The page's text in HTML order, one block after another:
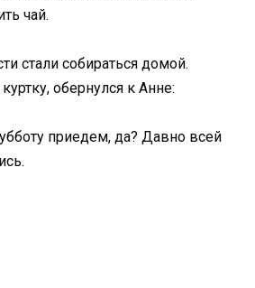
чай.
стали собираться домой.
обернулся к Анне:
приедем, да? Давно всей